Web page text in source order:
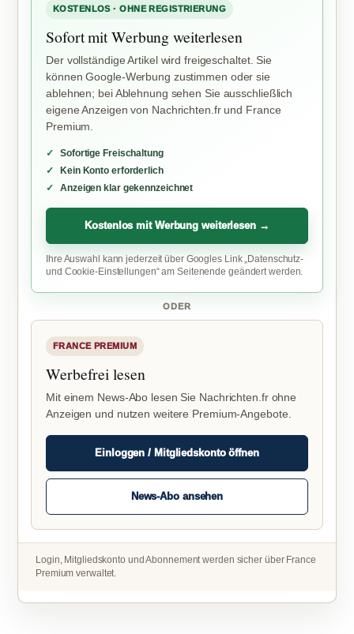
KOSTENLOS · OHNE REGISTRIERUNG
Sofort mit Werbung weiterlesen
Der vollständige Artikel wird freigeschaltet. Sie
können Google-Werbung zustimmen oder sie
ablehnen; bei Ablehnung sehen Sie ausschließlich
eigene Anzeigen von Nachrichten.fr und France
Premium.
Sofortige Freischaltung
Kein Konto erforderlich
Anzeigen klar gekennzeichnet
Kostenlos mit Werbung weiterlesen →
Ihre Auswahl kann jederzeit über Googles Link „Datenschutz-
und Cookie-Einstellungen“ am Seitenende geändert werden.
ODER
FRANCE PREMIUM
Werbefrei lesen
Mit einem News-Abo lesen Sie Nachrichten.fr ohne
Anzeigen und nutzen weitere Premium-Angebote.
Einloggen / Mitgliedskonto öffnen
News-Abo ansehen
Login, Mitgliedskonto und Abonnement werden sicher über France
Premium verwaltet.